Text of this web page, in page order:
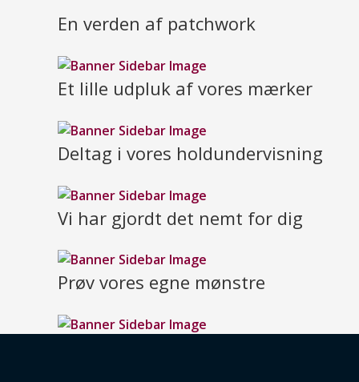
En verden af patchwork
Et lille udpluk af vores mærker
Deltag i vores holdundervisning
Vi har gjordt det nemt for dig
Prøv vores egne mønstre